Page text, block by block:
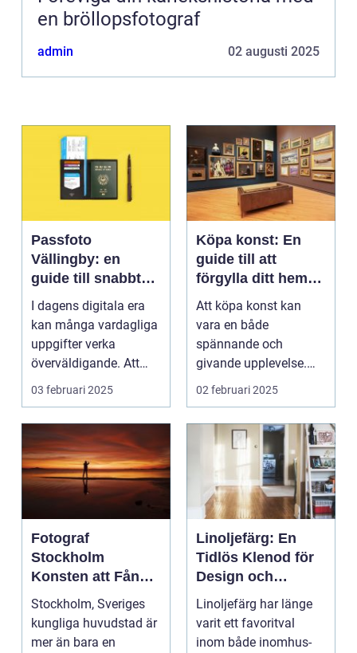
en bröllopsfotograf
admin 02 augusti 2025
Passfoto
Vällingby: en
guide till snabbt
och smidigt foto
I dagens digitala era
kan många vardagliga
uppgifter verka
överväldigande. Att
ordna...
03 februari 2025
Köpa konst: En
guide till att
förgylla ditt hem
med unik skönhet
Att köpa konst kan
vara en både
spännande och
givande upplevelse.
Det handlar inte b...
02 februari 2025
Fotograf
Stockholm
Konsten att Fånga
Ögonblick i
Huvudstaden
Stockholm, Sveriges
kungliga huvudstad är
mer än bara en
Linoljefärg: En
Tidlös Klenod för
Design och
Hållbarhet
Linoljefärg har länge
varit ett favoritval
inom både inomhus-